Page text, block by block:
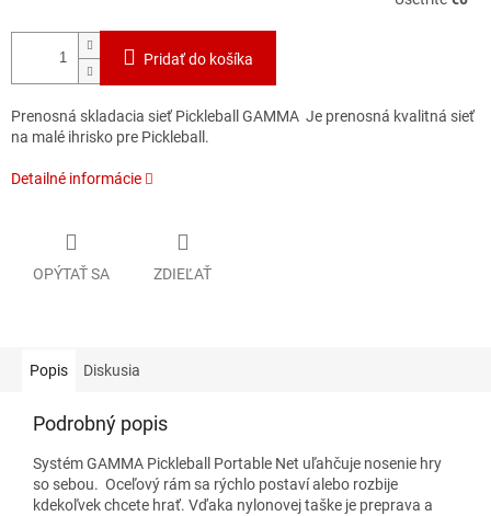
Pridať do košíka
Prenosná skladacia sieť Pickleball GAMMA Je prenosná kvalitná sieť
na malé ihrisko pre Pickleball.
Detailné informácie
OPÝTAŤ SA ZDIEĽAŤ
Popis Diskusia
Podrobný popis
Systém GAMMA Pickleball Portable Net uľahčuje nosenie hry
so sebou. Oceľový rám sa rýchlo postaví alebo rozbije
kdekoľvek chcete hrať. Vďaka nylonovej taške je preprava a